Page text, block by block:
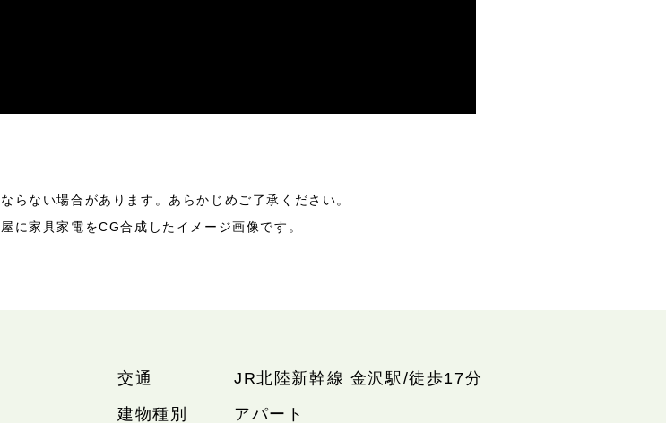
ない場合があります。あらかじめご了承ください。
に家具家電をCG合成したイメージ画像です。
交通
JR北陸新幹線 金沢駅/徒歩17分
建物種別
アパート